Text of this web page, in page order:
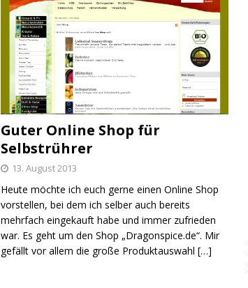
Guter Online Shop für
Selbstrührer
13. August 2013
Heute möchte ich euch gerne einen Online Shop
vorstellen, bei dem ich selber auch bereits
mehrfach eingekauft habe und immer zufrieden
war. Es geht um den Shop „Dragonspice.de“. Mir
gefällt vor allem die große Produktauswahl […]